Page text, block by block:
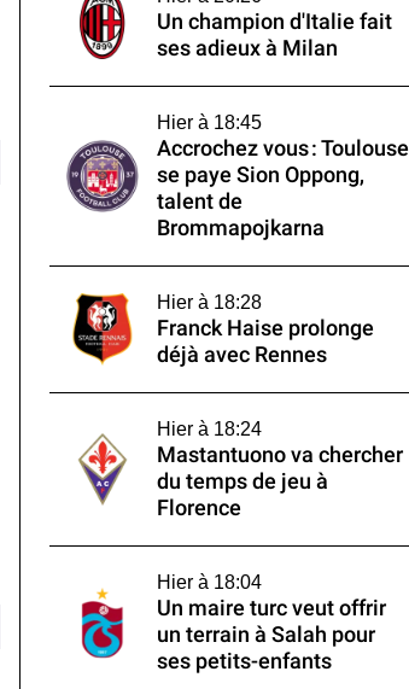
Un champion d'Italie fait
ses adieux à Milan
Hier à 18:45
Accrochez vous : Toulouse
se paye Sion Oppong,
talent de
Brommapojkarna
Hier à 18:28
Franck Haise prolonge
déjà avec Rennes
Hier à 18:24
Mastantuono va chercher
du temps de jeu à
Florence
Hier à 18:04
Un maire turc veut offrir
un terrain à Salah pour
ses petits-enfants